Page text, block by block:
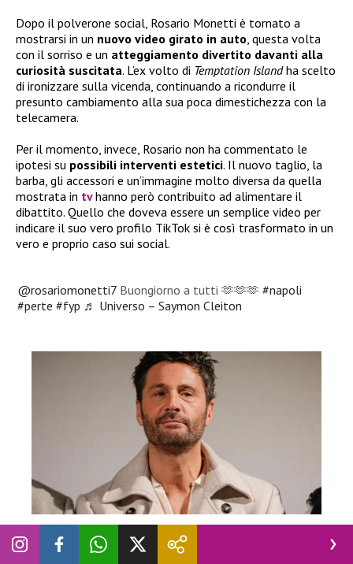
Dopo il polverone social, Rosario Monetti è tornato a
mostrarsi in un nuovo video girato in auto , questa volta
con il sorriso e un atteggiamento divertito davanti alla
curiosità suscitata. L’ex volto di Temptation Islandha scelto
di ironizzare sulla vicenda, continuando a ricondurre il
presunto cambiamento alla sua poca dimestichezza con la
telecamera.
Per il momento, invece, Rosario non ha commentato le
ipotesi su possibili interventi estetici. Il nuovo taglio, la
barba, gli accessori e un’immagine molto diversa da quella
mostrata in tvhanno però contribuito ad alimentare il
dibattito. Quello che doveva essere un semplice video per
indicare il suo vero profilo TikTok si è così trasformato in un
vero e proprio caso sui social.
@rosariomonetti7 Buongiorno a tutti 🫶🫶🫶#napoli
#perte #fyp ♬ Universo – Saymon Cleiton